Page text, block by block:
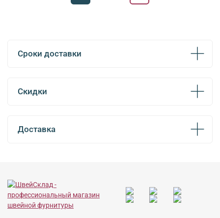
Сроки доставки
Скидки
Доставка